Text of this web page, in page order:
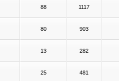
88 1117
80 903
13 282
25 481